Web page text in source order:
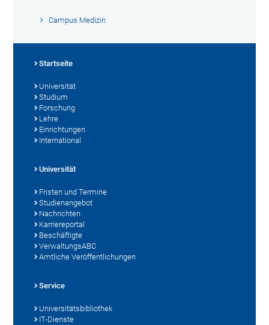
Campus Medizin
Startseite
Universität
Studium
Forschung
Lehre
Einrichtungen
International
Universität
Fristen und Termine
Studienangebot
Nachrichten
Karriereportal
Beschäftigte
VerwaltungsABC
Amtliche Veröffentlichungen
Service
Universitätsbibliothek
IT-Dienste